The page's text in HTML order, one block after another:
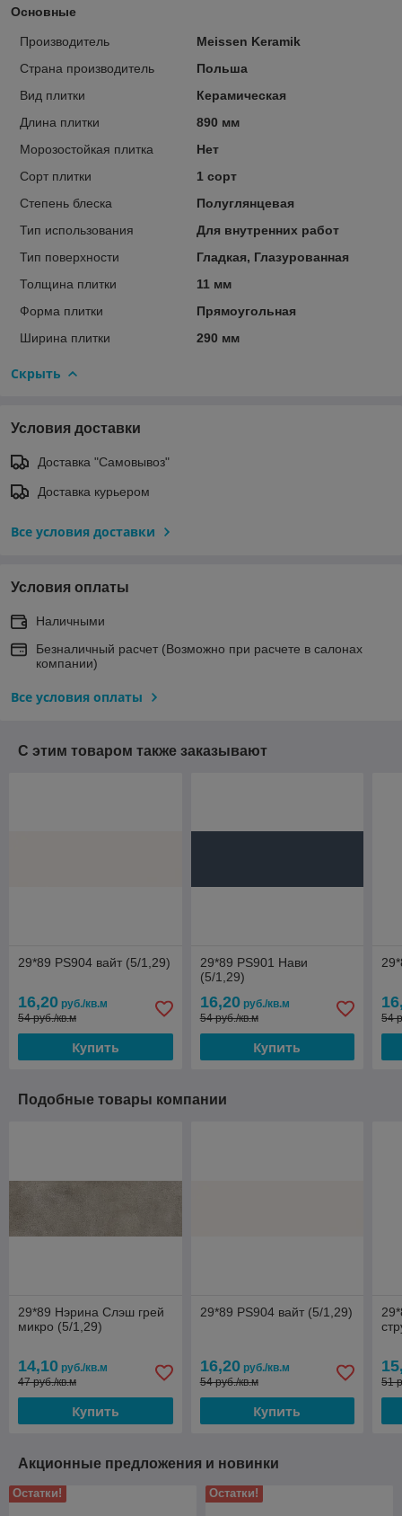
Основные
Производитель
Meissen Keramik
Страна производитель
Польша
Вид плитки
Керамическая
Длина плитки
890 мм
Морозостойкая плитка
Нет
Сорт плитки
1 сорт
Степень блеска
Полуглянцевая
Тип использования
Для внутренних работ
Тип поверхности
Гладкая, Глазурованная
Толщина плитки
11 мм
Форма плитки
Прямоугольная
Ширина плитки
290 мм
Скрыть
Условия доставки
Доставка "Самовывоз"
Доставка курьером
Все условия доставки
Условия оплаты
Наличными
Безналичный расчет (Возможно при расчете в салонах
компании)
Все условия оплаты
С этим товаром также заказывают
29*89 PS904 вайт (5/1,29)
16,20 руб./кв.м
54 руб./кв.м
Купить
29*89 PS901 Нави
(5/1,29)
16,20руб./кв.м
54 руб./кв.м
Купить
54
Подобные товары компании
29*89 Нэрина Слэш грей
микро (5/1,29)
14,10 руб./кв.м
47 руб./кв.м
Купить
29*89 PS904 вайт (5/1,29)
16,20руб./кв.м
54 руб./кв.м
Купить
51
Акционные предложения и новинки
Остатки! Остатки!